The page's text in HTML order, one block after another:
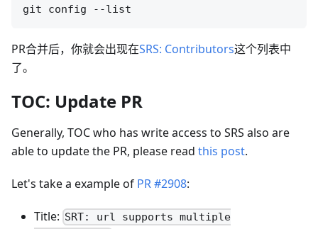
PR合并后，你就会出现在SRS: Contributors这个列表中
了。
TOC: Update PR
Generally, TOC who has write access to SRS also are
able to update the PR, please read this post.
Let's take a example of PR #2908:
Title: SRT: url supports multiple